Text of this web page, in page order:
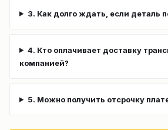
3. Как долго ждать, если деталь
4. Кто оплачивает доставку
компанией?
5. Можно получить отсрочку